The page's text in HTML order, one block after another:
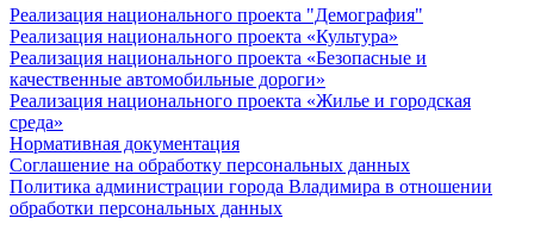
Реализация национального проекта "Демография"
Реализация национального проекта «Культура»
Реализация национального проекта «Безопасные и
качественные автомобильные дороги»
Реализация национального проекта «Жилье и городская
среда»
Нормативная документация
Соглашение на обработку персональных данных
Политика администрации города Владимира в отношении
обработки персональных данных